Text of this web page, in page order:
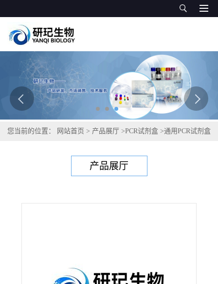
您当前的位置： 网站首页 > 产品展厅 >PCR试剂盒 >通用PCR试剂盒
产品展厅